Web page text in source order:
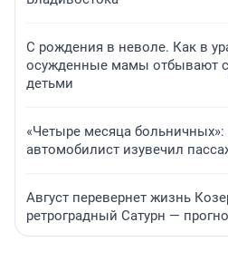
С рождения в неволе. Как в
осужденные мамы отбывают
детьми
«Четыре месяца
автомобилист изувечил
Август перевернет жизнь
ретроградный Сатурн —